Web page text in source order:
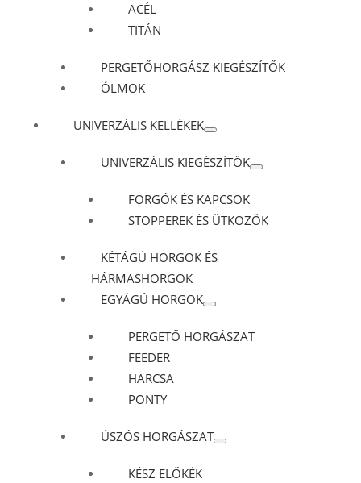
ACÉL
TITÁN
PERGETŐHORGÁSZ KIEGÉSZÍTŐK
ÓLMOK
UNIVERZÁLIS KELLÉKEK
UNIVERZÁLIS KIEGÉSZÍTŐK
FORGÓK ÉS KAPCSOK
STOPPEREK ÉS ÜTKOZŐK
KÉTÁGÚ HORGOK ÉS
HÁRMASHORGOK
EGYÁGÚ HORGOK
PERGETŐ HORGÁSZAT
FEEDER
HARCSA
PONTY
ÚSZÓS HORGÁSZAT
KÉSZ ELŐKÉK